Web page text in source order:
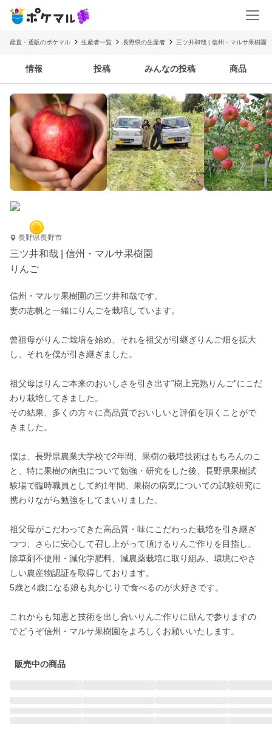
産直・通販のポケマル 生産者一覧 長野県の生産者 三ツ井和哉 | 信州・マルサ果樹園
情報 投稿 みんなの投稿 商品
長野県長野市
三ツ井和哉 | 信州・マルサ果樹園
りんご
信州・マルサ果樹園の三ツ井和哉です。
妻の志帆と一緒にりんごを栽培しています。
曾祖母がりんご栽培を始め、それを祖父が引継ぎりんご畑を拡大
し、それを僕が引き継ぎました。
祖父母はりんご本来のおいしさを引き出す”樹上完熟りんご”にこだ
わり栽培してきました。
その結果、多くの方々に高品質でおいしいと評価を頂くことがで
きました。
僕は、長野県農業大学校で2年間、果樹の栽培技術はもちろんのこ
と、特に果樹の病虫について勉強・研究をした後、長野県果樹試
験場で臨時職員として約1年間、果樹の病気についての試験研究に
携わりながら勉強をしてまいりました。
祖父母がこだわってきた高品質・味にこだわった栽培を引き継ぎ
つつ、さらに安心して召し上がって頂けるりんご作りを目指し、
除草剤不使用・減化学肥料、減農薬栽培に取り組み、環境にやさ
しい農産物認証を取得しております。
5歳と4歳になる娘も丸かじりで食べるのが大好きです。
これからも知恵と技術を出し合いりんご作りに励んで参りますの
でどうぞ信州・マルサ果樹園をよろしくお願いいたします。
販売中の商品